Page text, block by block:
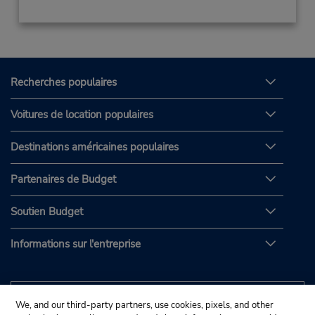
Recherches populaires
Voitures de location populaires
Destinations américaines populaires
Partenaires de Budget
Soutien Budget
Informations sur l'entreprise
We, and our third-party partners, use cookies, pixels, and other